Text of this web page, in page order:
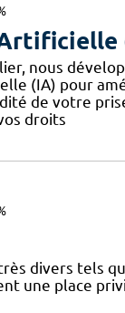
nous
(IA) pour
de votre
droits
divers tels
une place